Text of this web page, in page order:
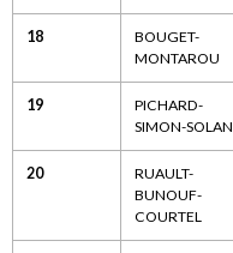
18
BOUGET-
MONTAROU
19
PICHARD-
SIMON-SOLAN
20
RUAULT-
BUNOUF-
COURTEL